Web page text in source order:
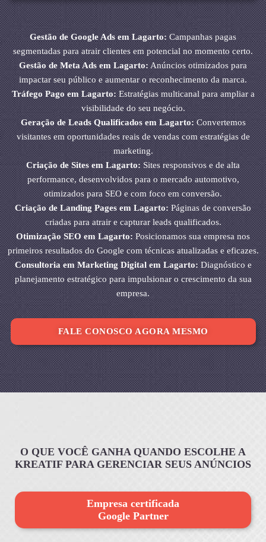
Gestão de Google Ads em Lagarto:Campanhas pagas
segmentadas para atrair clientes em potencial no momento certo.
Gestão de Meta Ads em Lagarto:Anúncios otimizados para
impactar seu público e aumentar o reconhecimento da marca.
Tráfego Pago em Lagarto:Estratégias multicanal para ampliar a
visibilidade do seu negócio.
Geração de Leads Qualificados em Lagarto:Convertemos
visitantes em oportunidades reais de vendas com estratégias de
marketing.
Criação de Sites em Lagarto:Sites responsivos e de alta
performance, desenvolvidos para o mercado automotivo,
otimizados para SEO e com foco em conversão.
Criação de Landing Pages em Lagarto:Páginas de conversão
criadas para atrair e capturar leads qualificados.
Otimização SEO em Lagarto:Posicionamos sua empresa nos
primeiros resultados do Google com técnicas atualizadas e eficazes.
Consultoria em Marketing Digital em Lagarto:Diagnóstico e
planejamento estratégico para impulsionar o crescimento da sua
empresa.
FALE CONOSCO AGORA MESMO
O QUE VOCÊ GANHA QUANDO ESCOLHE A
KREATIF PARA GERENCIAR SEUS ANÚNCIOS
Empresa certificada
Google Partner